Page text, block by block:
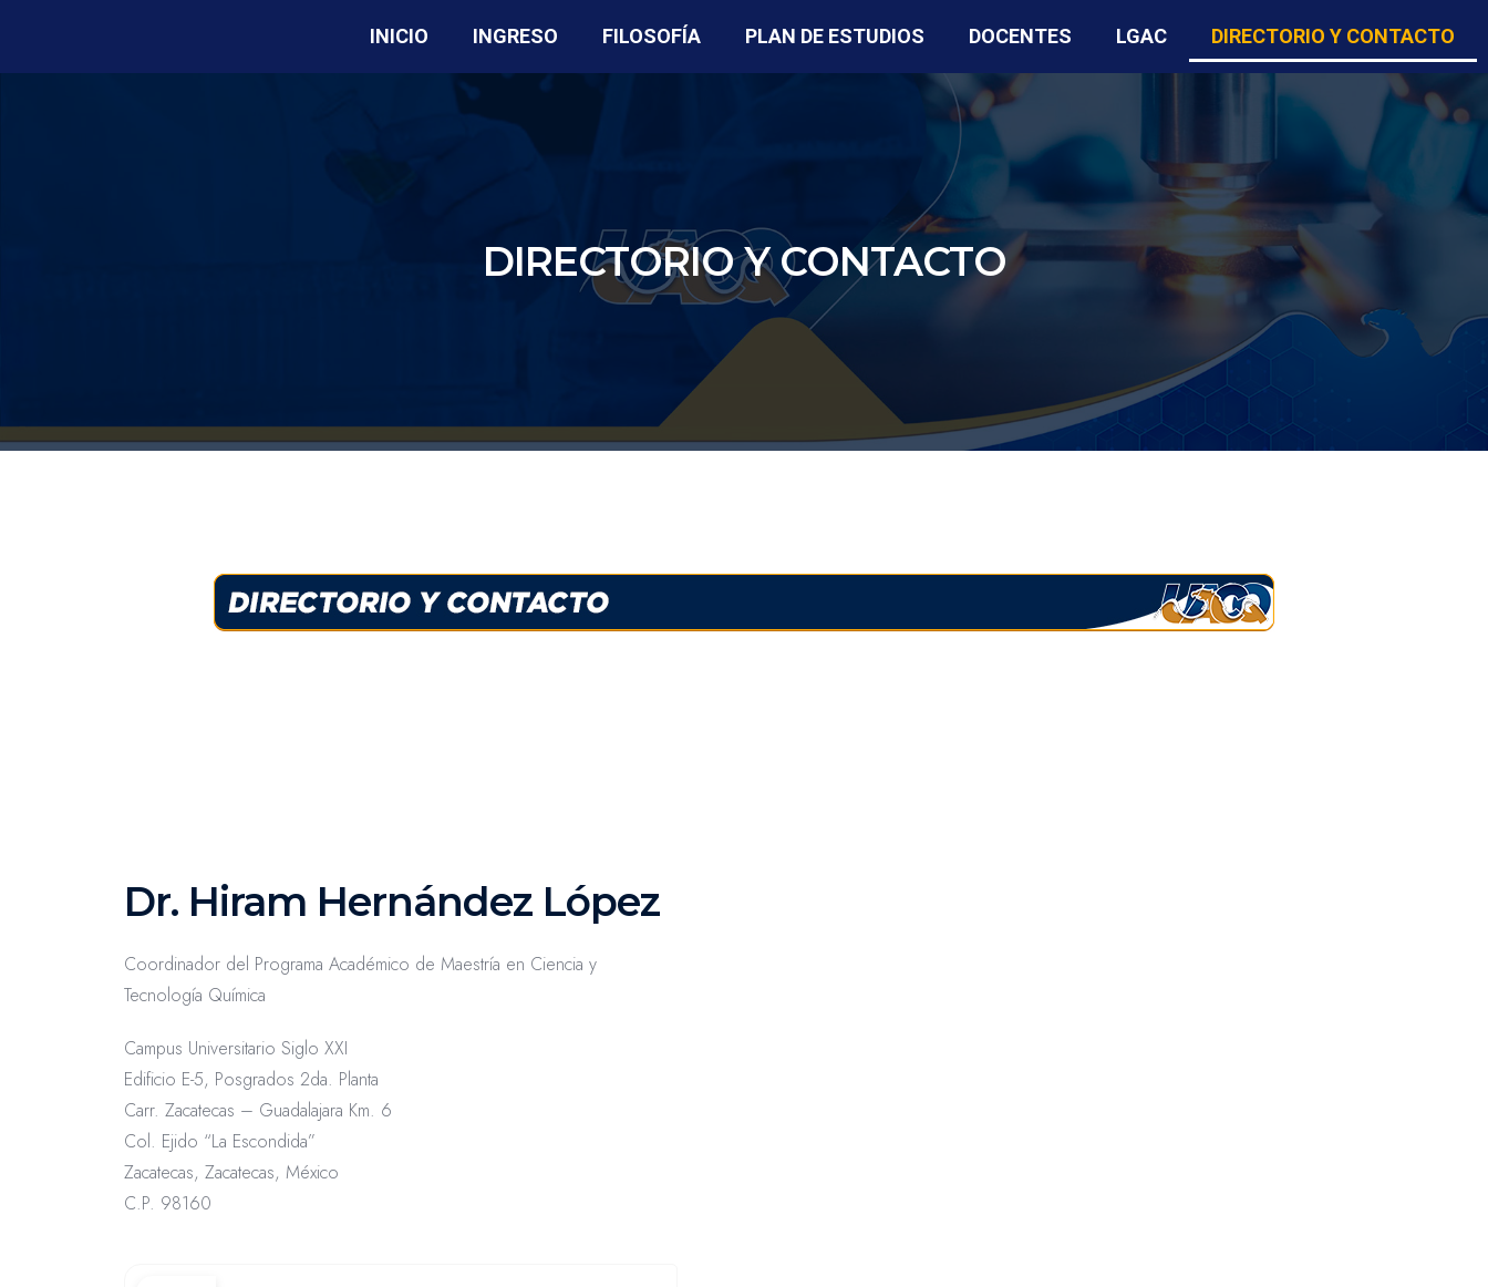
INICIO INGRESO FILOSOFÍA PLAN DE ESTUDIOS DOCENTES LGAC DIRECTORIO Y CONTACTO
DIRECTORIO Y CONTACTO
Dr. Hiram Hernández López
Coordinador del Programa Académico de Maestría en Ciencia y
Tecnología Química
Campus Universitario Siglo XXI
Edificio E-5, Posgrados 2da. Planta
Carr. Zacatecas – Guadalajara Km. 6
Col. Ejido “La Escondida”
Zacatecas, Zacatecas, México
C.P. 98160